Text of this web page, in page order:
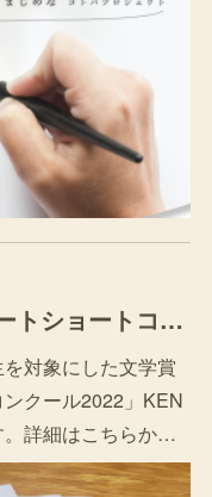
[News]「ことばらんどショートショートコンクール 2022 」審査員
対象にした文学賞
ンクール2022」KEN
。詳細はこちらか…